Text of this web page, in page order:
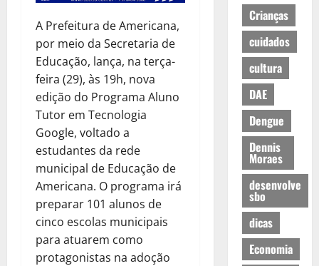
A Prefeitura de Americana,
por meio da Secretaria de
Educação, lança, na terça-
feira (29), às 19h, nova
edição do Programa Aluno
Tutor em Tecnologia
Google, voltado a
estudantes da rede
municipal de Educação de
Americana. O programa irá
preparar 101 alunos de
cinco escolas municipais
para atuarem como
protagonistas na adoção
Crianças
cuidados
cultura
DAE
Dengue
Dennis
Moraes
desenvolve
sbo
dicas
Economia